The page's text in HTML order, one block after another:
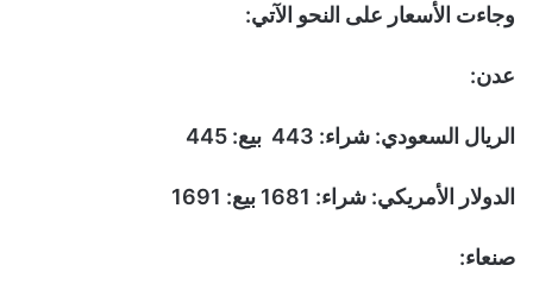
وجاءت الأسعار على النحو الآتي:
عدن:
الريال السعودي: شراء: 443 بيع: 445
الدولار الأمريكي: شراء: 1681 بيع: 1691
صنعاء: